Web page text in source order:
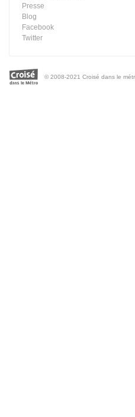
Presse
Blog
Facebook
Twitter
© 2008-2021 Croisé dans le